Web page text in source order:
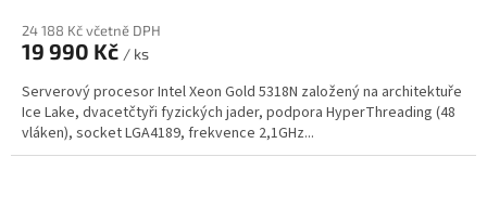
24 188 Kč včetně DPH
19 990 Kč / ks
Serverový procesor Intel Xeon Gold 5318N založený na architektuře
Ice Lake, dvacetčtyři fyzických jader, podpora HyperThreading (48
vláken), socket LGA4189, frekvence 2,1GHz...